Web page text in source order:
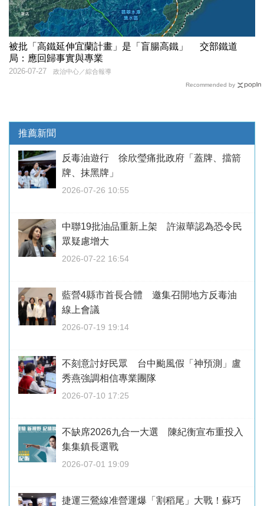
被批「高鐵延伸宜蘭計畫」是「盲腸高鐵」 交部鐵道
局：應回歸事實與專業
政治中心／綜合報導
2026-07-27
Recommended by
推薦新聞
反毒油遊行 徐欣瑩痛批政府「蓋牌、擋箭
牌、抹黑牌」
2026-07-26 10:55
中聯19批油品重新上架 許淑華認為恐令民
眾疑慮增大
2026-07-22 16:54
藍營4縣市首長合體 邀集召開地方反毒油
線上會議
2026-07-19 19:14
不刻意討好民眾 台中颱風假「神預測」盧
秀燕強調相信專業團隊
2026-07-10 17:25
不缺席2026九合一大選 陳紀衡宣布重投入
集集鎮長選戰
2026-07-01 19:09
捷運三鶯線准營運爆「割稻尾」大戰！蘇巧